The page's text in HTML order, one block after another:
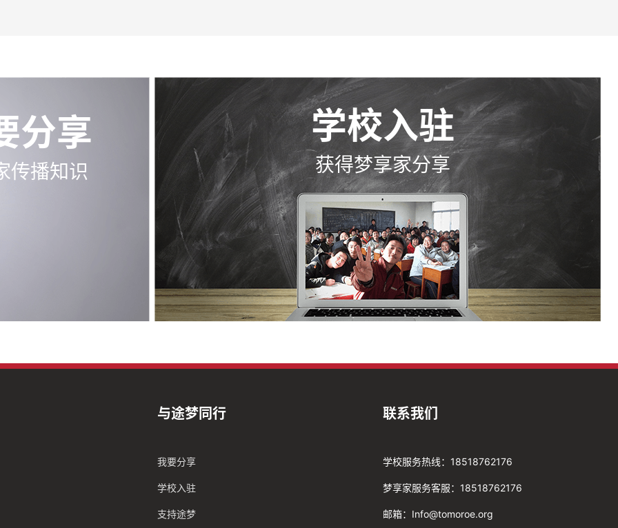
分享
传播知识
学校入驻
获得梦享家分享
与途梦同行
我要分享
学校入驻
支持途梦
联系我们
学校服务热线：18518762176
梦享家服务客服：18518762176
邮箱：Info@tomoroe.org